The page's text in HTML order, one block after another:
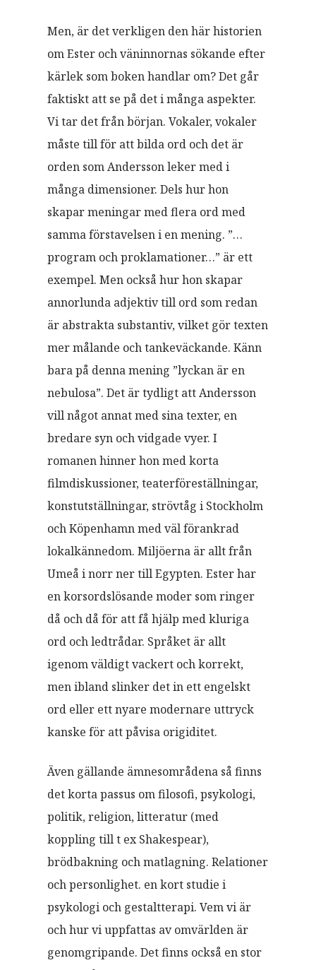
Men, är det verkligen den här historien
om Ester och väninnornas sökande efter
kärlek som boken handlar om? Det går
faktiskt att se på det i många aspekter.
Vi tar det från början. Vokaler, vokaler
måste till för att bilda ord och det är
orden som Andersson leker med i
många dimensioner. Dels hur hon
skapar meningar med flera ord med
samma förstavelsen i en mening. ”…
program och proklamationer…” är ett
exempel. Men också hur hon skapar
annorlunda adjektiv till ord som redan
är abstrakta substantiv, vilket gör texten
mer målande och tankeväckande. Känn
bara på denna mening ”lyckan är en
nebulosa”. Det är tydligt att Andersson
vill något annat med sina texter, en
bredare syn och vidgade vyer. I
romanen hinner hon med korta
filmdiskussioner, teaterföreställningar,
konstutställningar, strövtåg i Stockholm
och Köpenhamn med väl förankrad
lokalkännedom. Miljöerna är allt från
Umeå i norr ner till Egypten. Ester har
en korsordslösande moder som ringer
då och då för att få hjälp med kluriga
ord och ledtrådar. Språket är allt
igenom väldigt vackert och korrekt,
men ibland slinker det in ett engelskt
ord eller ett nyare modernare uttryck
kanske för att påvisa origiditet.
Även gällande ämnesområdena så finns
det korta passus om filosofi, psykologi,
politik, religion, litteratur (med
koppling till t ex Shakespear),
brödbakning och matlagning. Relationer
och personlighet. en kort studie i
psykologi och gestaltterapi. Vem vi är
och hur vi uppfattas av omvärlden är
genomgripande. Det finns också en stor